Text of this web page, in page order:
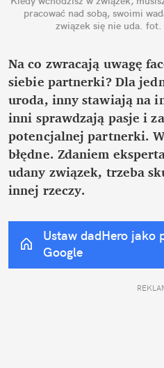
pracować nad sobą, swoimi
związek się nie uda. fot.
Na co zwracają uwagę
siebie partnerki? Dla
uroda, inny stawiają na
inni sprawdzają pasje i
potencjalnej partnerki.
błędne. Zdaniem
udany związek, trzeba
innej rzeczy.
Ustaw dadHero jako
Google